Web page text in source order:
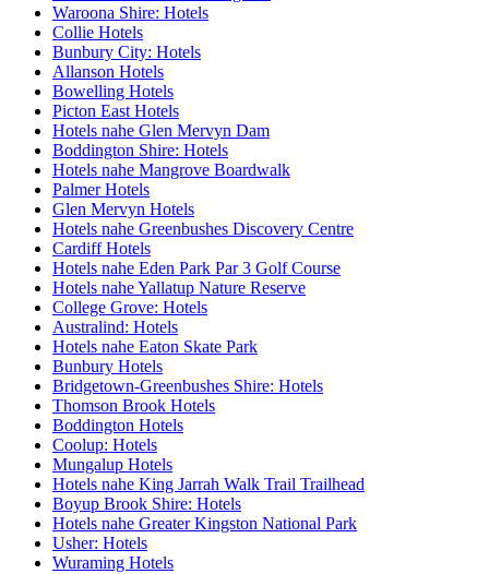
Waroona Shire: Hotels
Collie Hotels
Bunbury City: Hotels
Allanson Hotels
Bowelling Hotels
Picton East Hotels
Hotels nahe Glen Mervyn Dam
Boddington Shire: Hotels
Hotels nahe Mangrove Boardwalk
Palmer Hotels
Glen Mervyn Hotels
Hotels nahe Greenbushes Discovery Centre
Cardiff Hotels
Hotels nahe Eden Park Par 3 Golf Course
Hotels nahe Yallatup Nature Reserve
College Grove: Hotels
Australind: Hotels
Hotels nahe Eaton Skate Park
Bunbury Hotels
Bridgetown-Greenbushes Shire: Hotels
Thomson Brook Hotels
Boddington Hotels
Coolup: Hotels
Mungalup Hotels
Hotels nahe King Jarrah Walk Trail Trailhead
Boyup Brook Shire: Hotels
Hotels nahe Greater Kingston National Park
Usher: Hotels
Wuraming Hotels